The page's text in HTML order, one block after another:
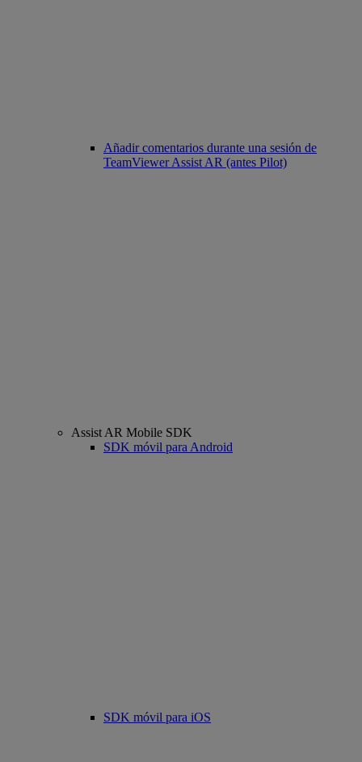
Añadir comentarios durante una sesión de
TeamViewer Assist AR (antes Pilot)
Assist AR Mobile SDK
SDK móvil para Android
SDK móvil para iOS